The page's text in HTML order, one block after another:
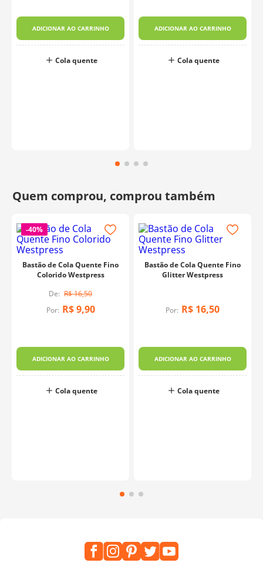
ADICIONAR AO CARRINHO
Cola quente
ADICIONAR AO CARRINHO
Cola quente
-40%
Bastão de Cola Quente Fino
Colorido Westpress
R$16,50
Por: R$ 9,90
ADICIONAR AO CARRINHO
Cola quente
Bastão de Cola Quente Fino
Glitter Westpress
Por: R$ 16,50
ADICIONAR AO CARRINHO
Cola quente